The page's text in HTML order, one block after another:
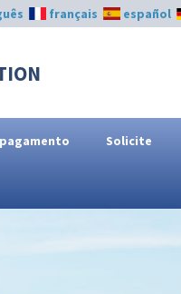
français español
Solicite